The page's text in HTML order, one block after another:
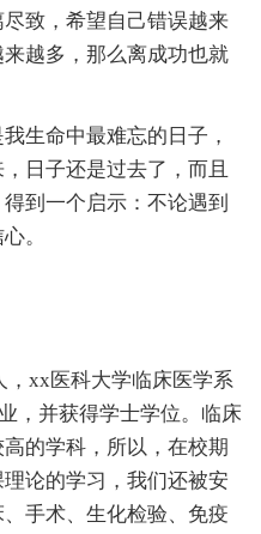
致，希望自己错误越来
越多，那么离成功也就
生命中最难忘的日子，
日子还是过去了，而且
到一个启示：不论遇到
。
xx医科大学临床医学系
，并获得学士学位。临床
的学科，所以，在校期
论的学习，我们还被安
手术、生化检验、免疫